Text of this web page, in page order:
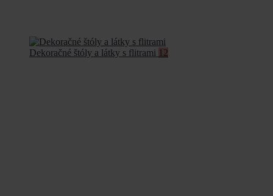
Dekoračné štóly a látky s flitrami 12